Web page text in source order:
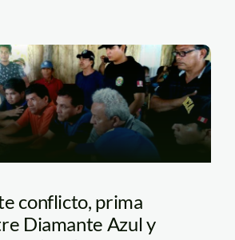
conflicto, prima
Diamante Azul y